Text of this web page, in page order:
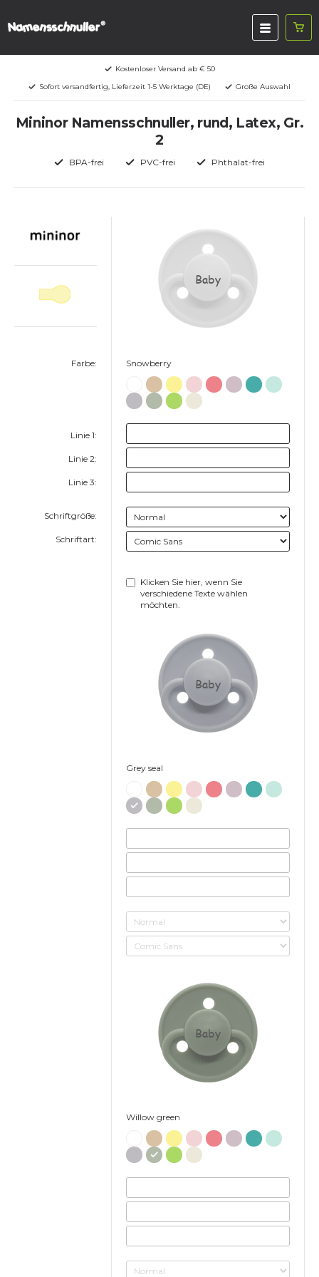
Kostenloser Versand ab € 50
Sofort versandfertig, Lieferzeit 1-5 Werktage (DE)
Große Auswahl
Mininor Namensschnuller, rund, Latex, Gr.
2
BPA-frei PVC-frei Phthalat-frei
Farbe:
Linie 1:
Linie 2:
Linie 3:
Schriftgröße:
Schriftart:
Baby
Snowberry
Klicken Sie hier, wenn Sie
verschiedene Texte wählen
möchten.
Baby
Grey seal
Baby
Willow green